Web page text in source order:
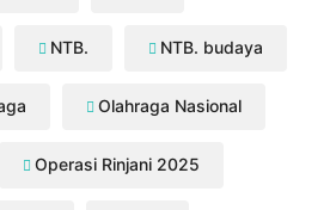
NTB. NTB. budaya
Olahraga Nasional
Operasi Rinjani 2025